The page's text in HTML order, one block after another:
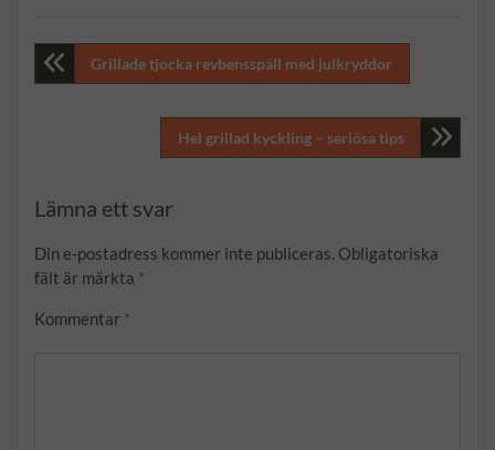
Inläggsnavigering
Grillade tjocka revbensspäll med julkryddor
Hel grillad kyckling – seriösa tips
Lämna ett svar
Din e-postadress kommer inte publiceras. Obligatoriska
fält är märkta *
Kommentar *